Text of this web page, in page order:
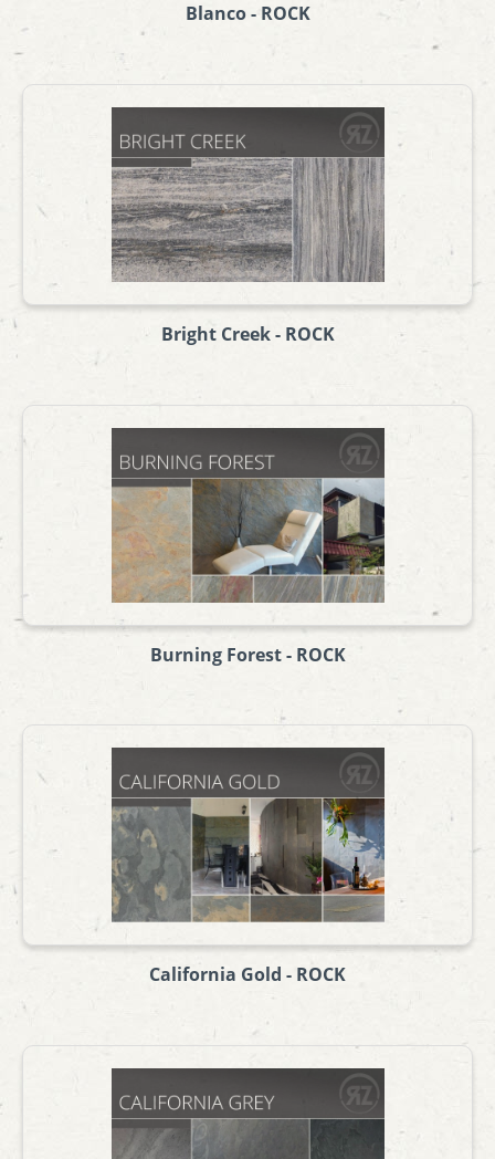
Blanco - ROCK
Bright Creek - ROCK
Burning Forest - ROCK
California Gold - ROCK